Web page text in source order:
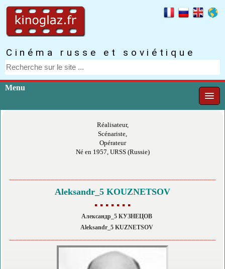
Cinéma russe et soviétique
Menu
Réalisateur,
Scénariste,
Opérateur
Né en 1957, URSS (Russie)
Aleksandr_5 KOUZNETSOV
▪ ▪ ▪ ▪ ▪ ▪ ▪
Александр_5 КУЗНЕЦОВ
Aleksandr_5 KUZNETSOV